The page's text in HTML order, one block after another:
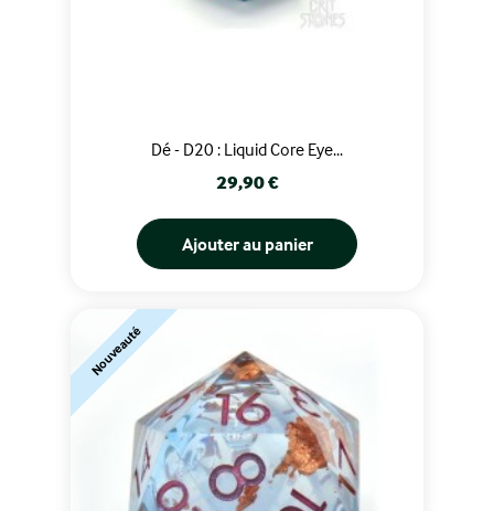
Dé - D20 : Liquid Core Eye...
Prix
29,90 €
Ajouter au panier
Nouveauté